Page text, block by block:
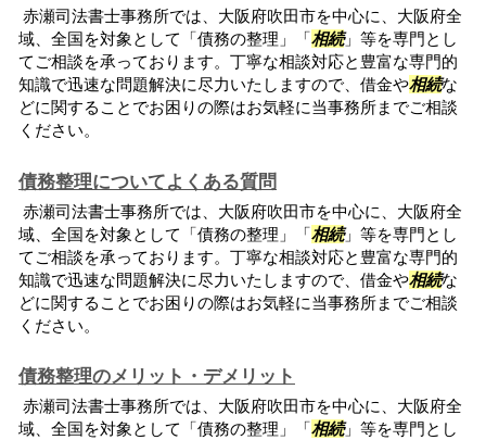
赤瀬司法書士事務所では、大阪府吹田市を中心に、大阪府全
域、全国を対象として「債務の整理」「相続」等を専門とし
てご相談を承っております。丁寧な相談対応と豊富な専門的
知識で迅速な問題解決に尽力いたしますので、借金や相続な
どに関することでお困りの際はお気軽に当事務所までご相談
ください。
債務整理についてよくある質問
赤瀬司法書士事務所では、大阪府吹田市を中心に、大阪府全
域、全国を対象として「債務の整理」「相続」等を専門とし
てご相談を承っております。丁寧な相談対応と豊富な専門的
知識で迅速な問題解決に尽力いたしますので、借金や相続な
どに関することでお困りの際はお気軽に当事務所までご相談
ください。
債務整理のメリット・デメリット
赤瀬司法書士事務所では、大阪府吹田市を中心に、大阪府全
域、全国を対象として「債務の整理」「相続」等を専門とし